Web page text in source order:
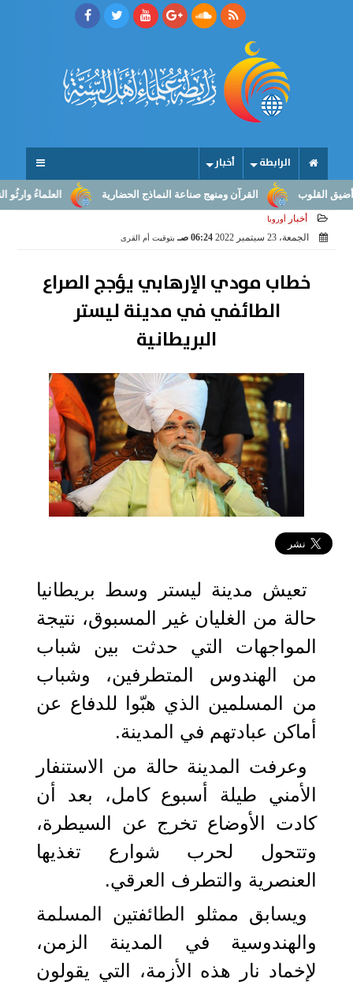
الرابطة أخبار
العلماءُ وارثُو النبوّة: من القرآن ومنهج صناعة النماذج الحضارية
أخبار أوروبا
الجمعة، 23 سبتمبر 2022 06:24 صـ بتوقيت أم القرى
خطاب مودي الإرهابي يؤجج الصراع
الطائفي في مدينة ليستر
البريطانية
تعيش مدينة ليستر وسط بريطانيا
حالة من الغليان غير المسبوق، نتيجة
المواجهات التي حدثت بين شباب
من الهندوس المتطرفين، وشباب
من المسلمين الذي هبّوا للدفاع عن
أماكن عبادتهم في المدينة.
وعرفت المدينة حالة من الاستنفار
الأمني طيلة أسبوع كامل، بعد أن
كادت الأوضاع تخرج عن السيطرة،
وتتحول لحرب شوارع تغذيها
العنصرية والتطرف العرقي.
ويسابق ممثلو الطائفتين المسلمة
والهندوسية في المدينة الزمن،
لإخماد نار هذه الأزمة، التي يقولون